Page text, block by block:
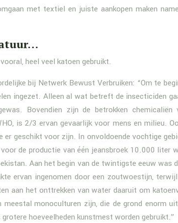
met textiel en juiste aankopen maken
heel veel katoen gebruikt.
bij Netwerk Bewust Verbruiken: “Om te
ingezet. Alleen al wat betreft de insecticiden
Bovendien zijn de betrokken
is 2/3 ervan gevaarlijk voor mens en milieu.
er geschikt voor zijn. In onvoldoende vochtige
de productie van één jeansbroek 10.000 liter
Aan het begin van de twintigste eeuw was
ervan ingenomen door een zoutwoestijn,
aan het onttrekken van water daaruit om
monoculturen zijn, die de grond enorm
hoeveelheden kunstmest worden gebruikt.”